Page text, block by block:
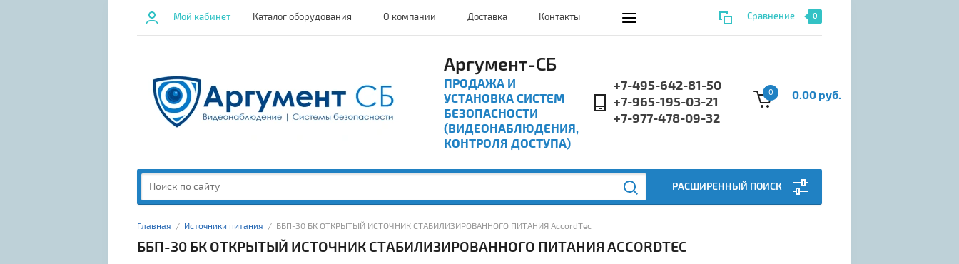
Мой кабинет Каталог оборудования О компании Доставка Контакты Сравнение 0
Аргумент-СБ
ПРОДАЖА И
УСТАНОВКА СИСТЕМ
БЕЗОПАСНОСТИ
(ВИДЕОНАБЛЮДЕНИЯ,
КОНТРОЛЯ ДОСТУПА)
+7-495-642-81-50
+7-965-195-03-21
+7-977-478-09-32
0 0.00 руб.
РАСШИРЕННЫЙ ПОИСК
Главная
  /
Источники питания
  /  ББП-30 БК ОТКРЫТЫЙ ИСТОЧНИК СТАБИЛИЗИРОВАННОГО ПИТАНИЯ AccordTec
ББП-30 БК ОТКРЫТЫЙ ИСТОЧНИК СТАБИЛИЗИРОВАННОГО ПИТАНИЯ ACCORDTEC